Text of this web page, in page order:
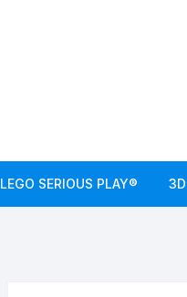
LEGO SERIOUS PLAY®